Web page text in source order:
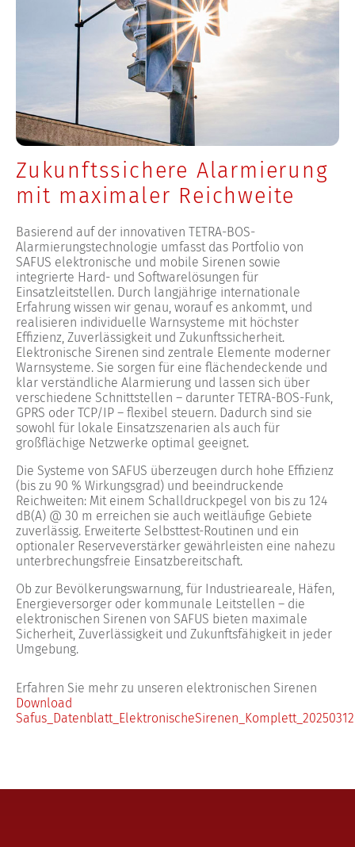
Zukunftssichere Alarmierung
mit maximaler Reichweite
Basierend auf der innovativen TETRA-BOS-
Alarmierungstechnologie umfasst das Portfolio von
SAFUS elektronische und mobile Sirenen sowie
integrierte Hard- und Softwarelösungen für
Einsatzleitstellen. Durch langjährige internationale
Erfahrung wissen wir genau, worauf es ankommt, und
realisieren individuelle Warnsysteme mit höchster
Effizienz, Zuverlässigkeit und Zukunftssicherheit.
Elektronische Sirenen sind zentrale Elemente moderner
Warnsysteme. Sie sorgen für eine flächendeckende und
klar verständliche Alarmierung und lassen sich über
verschiedene Schnittstellen – darunter TETRA-BOS-Funk,
GPRS oder TCP/IP – flexibel steuern. Dadurch sind sie
sowohl für lokale Einsatzszenarien als auch für
großflächige Netzwerke optimal geeignet.
Die Systeme von SAFUS überzeugen durch hohe Effizienz
(bis zu 90 % Wirkungsgrad) und beeindruckende
Reichweiten: Mit einem Schalldruckpegel von bis zu 124
dB(A) @ 30 m erreichen sie auch weitläufige Gebiete
zuverlässig. Erweiterte Selbsttest-Routinen und ein
optionaler Reserveverstärker gewährleisten eine nahezu
unterbrechungsfreie Einsatzbereitschaft.
Ob zur Bevölkerungswarnung, für Industrieareale, Häfen,
Energieversorger oder kommunale Leitstellen – die
elektronischen Sirenen von SAFUS bieten maximale
Sicherheit, Zuverlässigkeit und Zukunftsfähigkeit in jeder
Umgebung.
Erfahren Sie mehr zu unseren elektronischen Sirenen
Download
Safus_Datenblatt_ElektronischeSirenen_Komplett_20250312